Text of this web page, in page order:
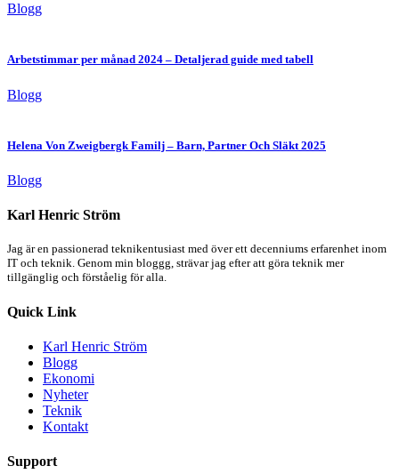
Blogg
Arbetstimmar per månad 2024 – Detaljerad guide med tabell
Blogg
Helena Von Zweigbergk Familj – Barn, Partner Och Släkt 2025
Blogg
Karl Henric Ström
Jag är en passionerad teknikentusiast med över ett decenniums erfarenhet inom
IT och teknik. Genom min bloggg, strävar jag efter att göra teknik mer
tillgänglig och förståelig för alla.
Quick Link
Karl Henric Ström
Blogg
Ekonomi
Nyheter
Teknik
Kontakt
Support